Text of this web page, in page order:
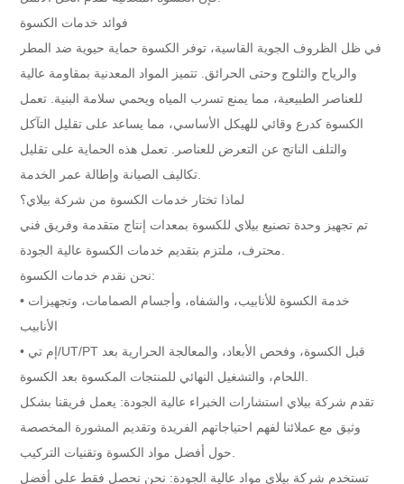
فوائد خدمات الكسوة
في ظل الظروف الجوية القاسية، توفر الكسوة حماية حيوية ضد المطر
والرياح والثلوج وحتى الحرائق. تتميز المواد المعدنية بمقاومة عالية
للعناصر الطبيعية، مما يمنع تسرب المياه ويحمي سلامة البنية. تعمل
الكسوة كدرع وقائي للهيكل الأساسي، مما يساعد على تقليل التآكل
والتلف الناتج عن التعرض للعناصر. تعمل هذه الحماية على تقليل
لماذا تختار خدمات الكسوة من شركة بيلاي؟
تم تجهيز وحدة تصنيع بيلاي للكسوة بمعدات إنتاج متقدمة وفريق فني
نحن نقدم خدمات الكسوة:
• خدمة الكسوة للأنابيب، والشفاه، وأجسام الصمامات، وتجهيزات
الأنابيب
• إم تي/UT/PT قبل الكسوة، وفحص الأبعاد، والمعالجة الحرارية بعد
تقدم شركة بيلاي استشارات الخبراء عالية الجودة: يعمل فريقنا بشكل
وثيق مع عملائنا لفهم احتياجاتهم الفريدة وتقديم المشورة المخصصة
تستخدم شركة بيلاي مواد عالية الجودة: نحن نحصل فقط على أفضل